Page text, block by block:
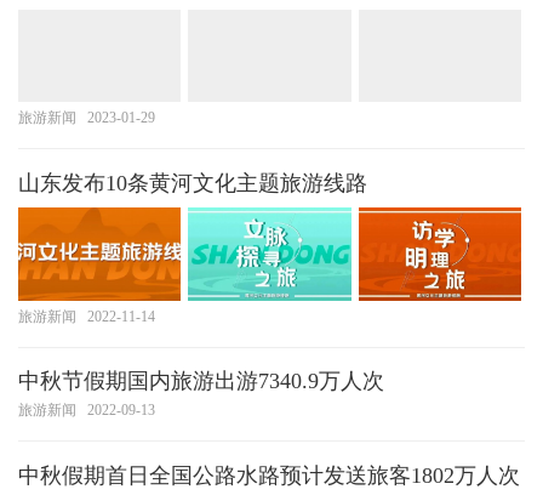
旅游新闻 2023-01-29
山东发布10条黄河文化主题旅游线路
旅游新闻 2022-11-14
中秋节假期国内旅游出游7340.9万人次
旅游新闻 2022-09-13
中秋假期首日全国公路水路预计发送旅客1802万人次